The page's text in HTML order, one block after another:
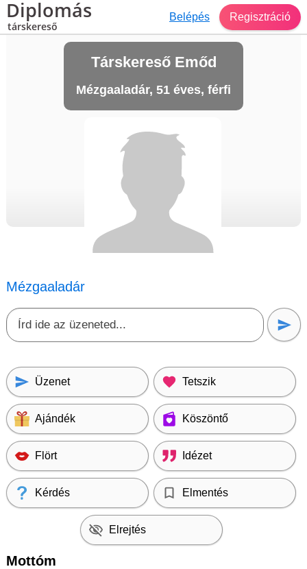
Diplomás
társkereső
Belépés Regisztráció
Társkereső Emőd
Mézgaaladár, 51 éves, férfi
Mézgaaladár
Üzenet Tetszik
Ajándék Köszöntő
Flört Idézet
Kérdés Elmentés
Elrejtés
Mottóm